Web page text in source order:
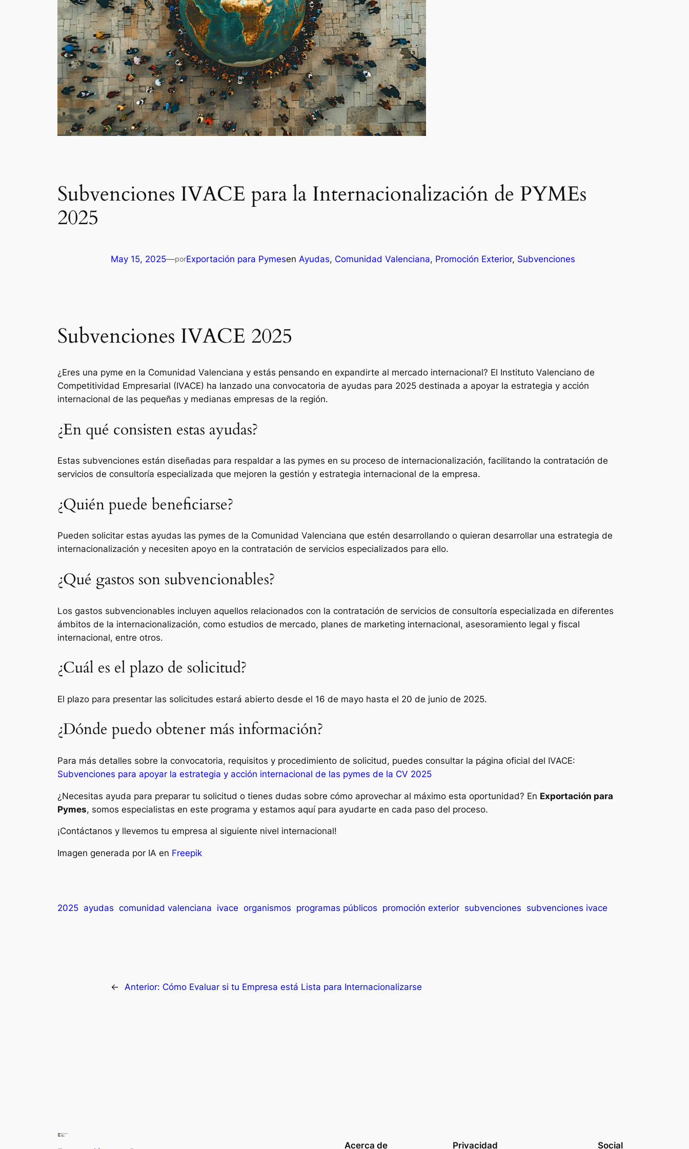
Subvenciones IVACE para la Internacionalización de PYMEs
2025
May 15, 2025—porExportación para Pymesen Ayudas, Comunidad Valenciana, Promoción Exterior, Subvenciones
Subvenciones IVACE 2025
¿Eres una pyme en la Comunidad Valenciana y estás pensando en expandirte al mercado internacional? El Instituto Valenciano de
Competitividad Empresarial (IVACE) ha lanzado una convocatoria de ayudas para 2025 destinada a apoyar la estrategia y acción
internacional de las pequeñas y medianas empresas de la región.
¿En qué consisten estas ayudas?
Estas subvenciones están diseñadas para respaldar a las pymes en su proceso de internacionalización, facilitando la contratación de
servicios de consultoría especializada que mejoren la gestión y estrategia internacional de la empresa.
¿Quién puede beneficiarse?
Pueden solicitar estas ayudas las pymes de la Comunidad Valenciana que estén desarrollando o quieran desarrollar una estrategia de
internacionalización y necesiten apoyo en la contratación de servicios especializados para ello.
¿Qué gastos son subvencionables?
Los gastos subvencionables incluyen aquellos relacionados con la contratación de servicios de consultoría especializada en diferentes
ámbitos de la internacionalización, como estudios de mercado, planes de marketing internacional, asesoramiento legal y fiscal
internacional, entre otros.
¿Cuál es el plazo de solicitud?
El plazo para presentar las solicitudes estará abierto desde el 16 de mayo hasta el 20 de junio de 2025.
¿Dónde puedo obtener más información?
Para más detalles sobre la convocatoria, requisitos y procedimiento de solicitud, puedes consultar la página oficial del IVACE:
Subvenciones para apoyar la estrategia y acción internacional de las pymes de la CV 2025
¿Necesitas ayuda para preparar tu solicitud o tienes dudas sobre cómo aprovechar al máximo esta oportunidad? En Exportación para
Pymes, somos especialistas en este programa y estamos aquí para ayudarte en cada paso del proceso.
¡Contáctanos y llevemos tu empresa al siguiente nivel internacional!
Imagen generada por IA en Freepik
2025 ayudas comunidad valenciana ivace organismos programas públicos promoción exterior subvenciones subvenciones ivace
← Anterior: Cómo Evaluar si tu Empresa está Lista para Internacionalizarse
Acerca de Privacidad Social